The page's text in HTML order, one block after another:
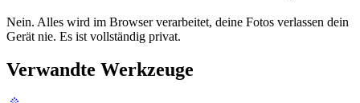
Nein. Alles wird im Browser verarbeitet, deine Fotos verlassen dein
Gerät nie. Es ist vollständig privat.
Verwandte Werkzeuge